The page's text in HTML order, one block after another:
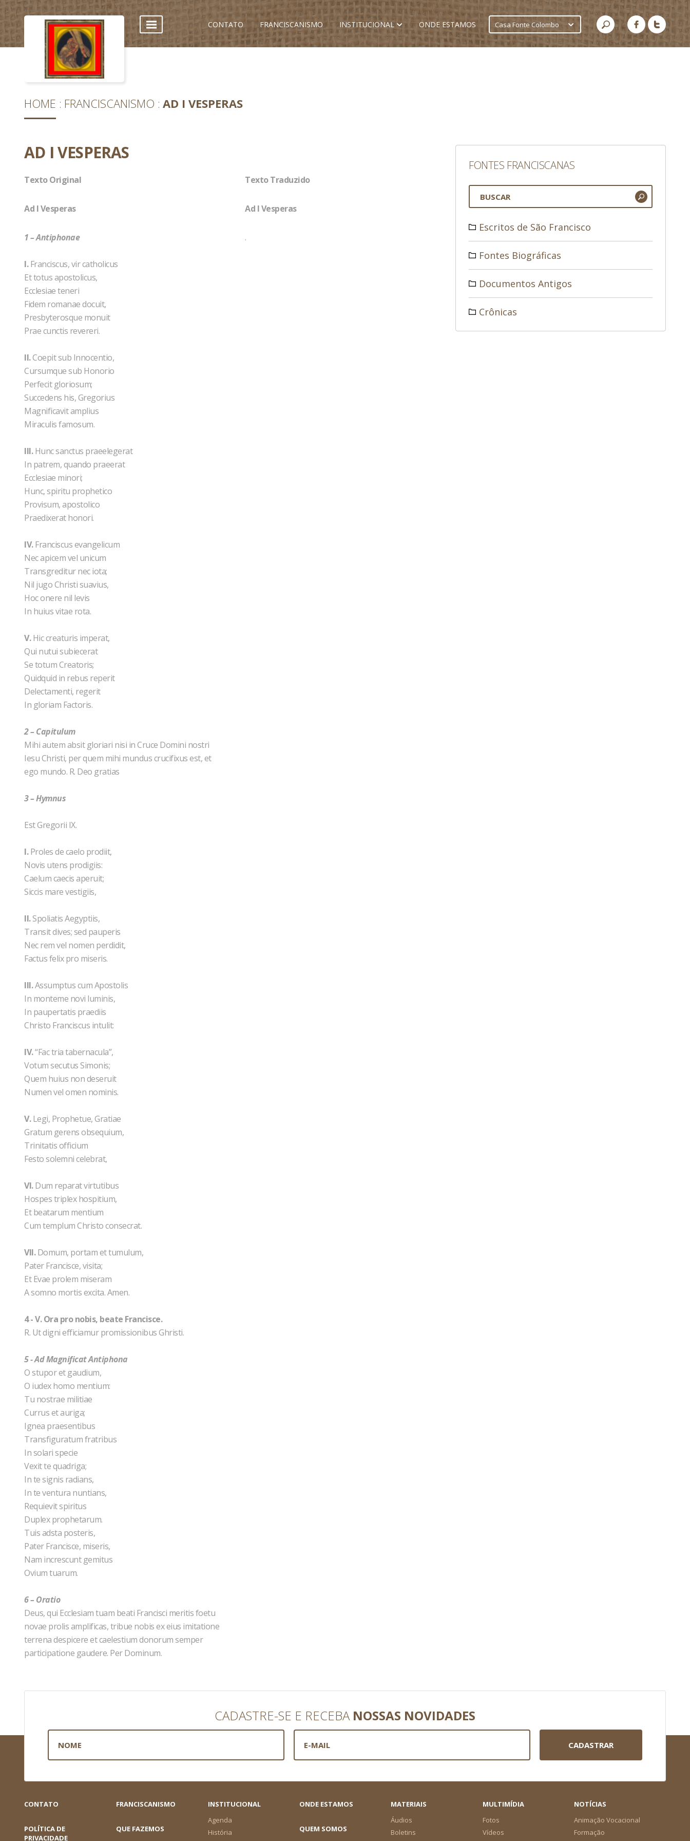
CONTATO FRANCISCANISMO INSTITUCIONAL ONDE ESTAMOS Casa Fonte Colombo
HOME FRANCISCANISMO AD I VESPERAS
AD I VESPERAS
Texto Original
Ad I Vesperas
1 – Antiphonae
I.Franciscus, vir catholicus
Et totus apostolicus,
Ecclesiae teneri
Fidem romanae docuit,
Presbyterosque monuit
Prae cunctis revereri.
II.Coepit sub Innocentio,
Cursumque sub Honorio
Perfecit gloriosum;
Succedens his, Gregorius
Magnificavit amplius
Miraculis famosum.
III.Hunc sanctus praeelegerat
In patrem, quando praeerat
Ecclesiae minori;
Hunc, spiritu prophetico
Provisum, apostolico
Praedixerat honori.
IV.Franciscus evangelicum
Nec apicem vel unicum
Transgreditur nec iota;
Nil jugo Christi suavius,
Hoc onere nil levis
In huius vitae rota.
V.Hic creaturis imperat,
Qui nutui subiecerat
Se totum Creatoris;
Quidquid in rebus reperit
Delectamenti, regerit
In gloriam Factoris.
2 – Capitulum
Mihi autem absit gloriari nisi in Cruce Domini nostri
Iesu Christi, per quem mihi mundus crucifixus est, et
ego mundo. R. Deo gratias
3 – Hymnus
Est Gregorii IX.
I.Proles de caelo prodiit,
Novis utens prodigiis:
Caelum caecis aperuit;
Siccis mare vestigiis,
II.Spoliatis Aegyptiis,
Transit dives; sed pauperis
Nec rem vel nomen perdidit,
Factus felix pro miseris.
III.Assumptus cum Apostolis
In monteme novi luminis,
In paupertatis praediis
Christo Franciscus intulit:
IV.“Fac tria tabernacula”,
Votum secutus Simonis;
Quem huius non deseruit
Numen vel omen nominis.
V.Legi, Prophetue, Gratiae
Gratum gerens obsequium,
Trinitatis officium
Festo solemni celebrat,
VI.Dum reparat virtutibus
Hospes triplex hospitium,
Et beatarum mentium
Cum templum Christo consecrat.
VII.Domum, portam et tumulum,
Pater Francisce, visita;
Et Evae prolem miseram
A somno mortis excita. Amen.
4 - V. Ora pro nobis, beate Francisce.
R. Ut digni efficiamur promissionibus Ghristi.
5 -Ad Magnificat Antiphona
O stupor et gaudium,
O iudex homo mentium:
Tu nostrae militiae
Currus et auriga;
Ignea praesentibus
Transfiguratum fratribus
In solari specie
Vexit te quadriga;
In te signis radians,
In te ventura nuntians,
Requievit spiritus
Duplex prophetarum.
Tuis adsta posteris,
Pater Francisce, miseris,
Nam increscunt gemitus
Ovium tuarum.
6 – Oratio
Deus, qui Ecclesiam tuam beati Francisci meritis foetu
novae prolis amplificas, tribue nobis ex eius imitatione
terrena despicere et caelestium donorum semper
participatione gaudere. Per Dominum.
Texto Traduzido
Ad I Vesperas
.
FONTES FRANCISCANAS
Escritos de São Francisco
Fontes Biográficas
Documentos Antigos
Crônicas
CADASTRE-SE E RECEBA NOSSAS NOVIDADES
CADASTRAR
CONTATO FRANCISCANISMO
INSTITUCIONAL
Agenda
História
ONDE ESTAMOS
MATERIAIS
Áudios
Boletins
MULTIMÍDIA
Fotos
Vídeos
NOTÍCIAS
Animação Vocacional
Formação
POLÍTICA DE
PRIVACIDADE
QUE FAZEMOS QUEM SOMOS